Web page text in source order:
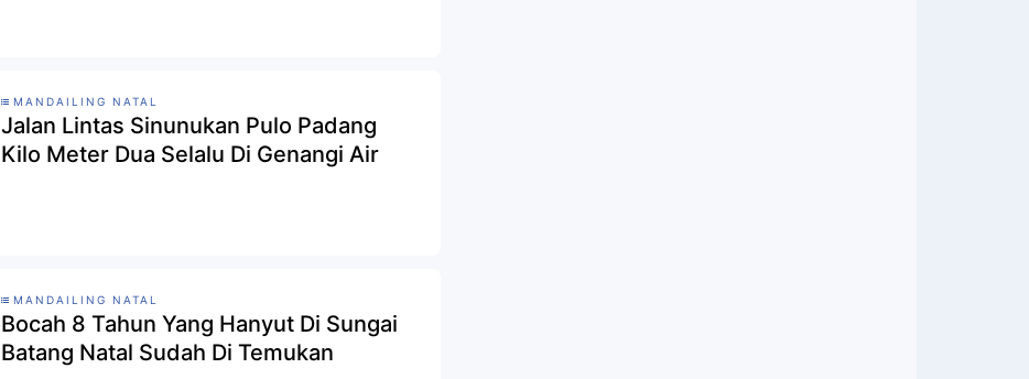
MANDAILING NATAL
Jalan Lintas Sinunukan Pulo Padang
Kilo Meter Dua Selalu Di Genangi Air
MANDAILING NATAL
Bocah 8 Tahun Yang Hanyut Di Sungai
Batang Natal Sudah Di Temukan